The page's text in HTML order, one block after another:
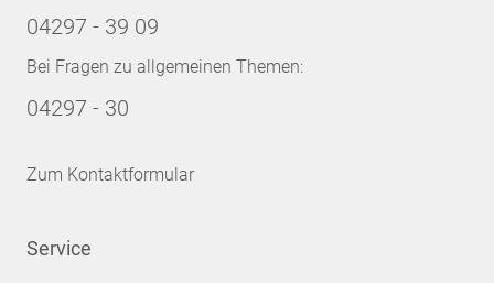
04297 - 39 09
Bei Fragen zu allgemeinen Themen:
04297 - 30
Zum Kontaktformular
Service